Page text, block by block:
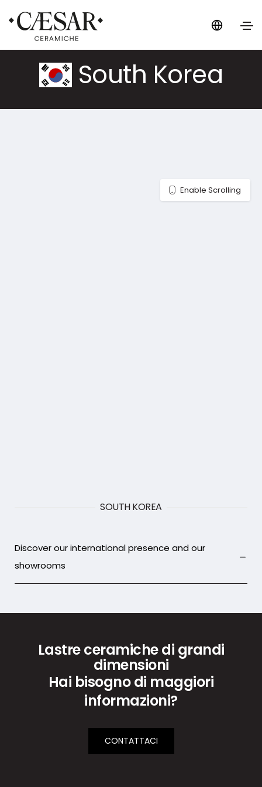
South Korea
Enable Scrolling
SOUTH KOREA
Discover our international presence and our
showrooms
Lastre ceramiche di grandi
dimensioni
Hai bisogno di maggiori
informazioni?
CONTATTACI